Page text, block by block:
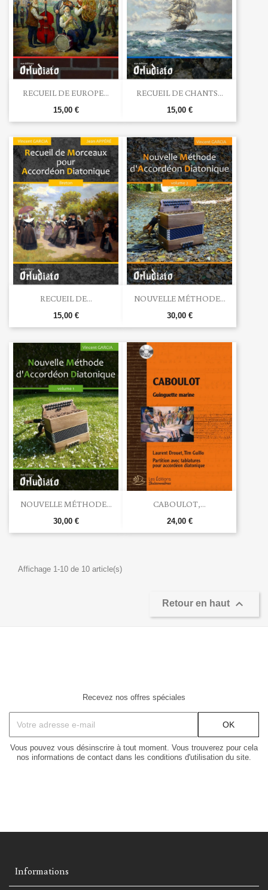
RECUEIL DE EUROPE...
15,00 €
RECUEIL DE CHANTS...
15,00 €
RECUEIL DE...
15,00 €
NOUVELLE MÉTHODE...
30,00 €
NOUVELLE MÉTHODE...
30,00 €
CABOULOT,...
24,00 €
Affichage 1-10 de 10 article(s)
Retour en haut 
Recevez nos offres spéciales
Vous pouvez vous désinscrire à tout moment. Vous trouverez pour cela
nos informations de contact dans les conditions d'utilisation du site.
Informations